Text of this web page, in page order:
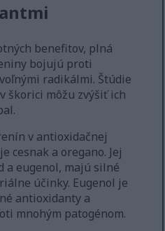
benefitov, plná
bojujú proti
radikálmi. Štúdie
škorici môžu zvýšiť ich
v antioxidačnej
cesnak a oregano. Jej
a eugenol, majú silné
účinky. Eugenol je
antioxidanty a
mnohým patogénom.